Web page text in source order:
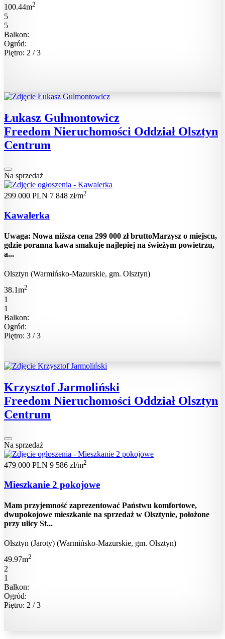
100.44m2
5
5
Balkon:
Ogród:
Piętro: 2 / 3
Łukasz Gulmontowicz
Freedom Nieruchomości Oddział Olsztyn
Centrum
Na sprzedaż
299 000 PLN 7 848 zł/m2
Kawalerka
Uwaga: Nowa niższa cena 299 000 zł bruttoMarzysz o miejscu,
gdzie poranna kawa smakuje najlepiej na świeżym powietrzu,
a...
Olsztyn (Warmińsko-Mazurskie, gm. Olsztyn)
38.1m2
1
1
Balkon:
Ogród:
Piętro: 3 / 3
Krzysztof Jarmoliński
Freedom Nieruchomości Oddział Olsztyn
Centrum
Na sprzedaż
479 000 PLN 9 586 zł/m2
Mieszkanie 2 pokojowe
Mam przyjemność zaprezentować Państwu komfortowe,
dwupokojowe mieszkanie na sprzedaż w Olsztynie, położone
przy ulicy St...
Olsztyn (Jaroty) (Warmińsko-Mazurskie, gm. Olsztyn)
49.97m2
2
1
Balkon:
Ogród:
Piętro: 2 / 3